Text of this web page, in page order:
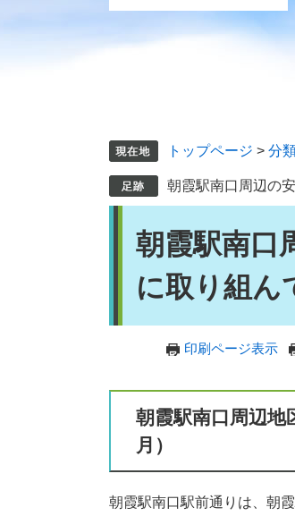
トップページ > 分
朝霞駅南口周辺の
朝霞駅南口
に取り組ん
印刷ページ表示
朝霞駅南口周辺地
月）
朝霞駅南口駅前通りは、朝